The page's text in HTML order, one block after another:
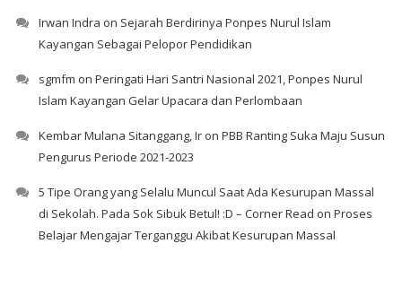
Irwan Indra on Sejarah Berdirinya Ponpes Nurul Islam
Kayangan Sebagai Pelopor Pendidikan
sgmfm on Peringati Hari Santri Nasional 2021, Ponpes Nurul
Islam Kayangan Gelar Upacara dan Perlombaan
Kembar Mulana Sitanggang, Iron PBB Ranting Suka Maju Susun
Pengurus Periode 2021-2023
5 Tipe Orang yang Selalu Muncul Saat Ada Kesurupan Massal
di Sekolah. Pada Sok Sibuk Betul! :D – Corner Read on Proses
Belajar Mengajar Terganggu Akibat Kesurupan Massal